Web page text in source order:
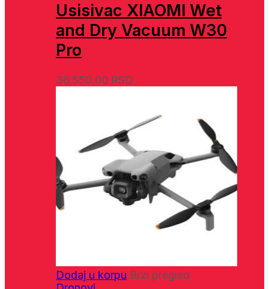
Usisivac XIAOMI Wet
and Dry Vacuum W30
Pro
36.550,00 RSD
Dodaj u korpu Brzi pregled